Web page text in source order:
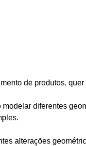
de produtos,
diferentes
alterações